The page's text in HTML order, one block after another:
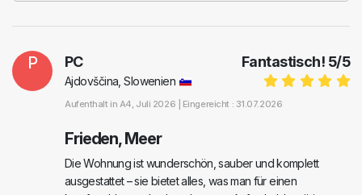
P Fantastisch! 5/5
PC
Ajdovščina, Slowenien
Aufenthalt in A4, Juli 2026 | Eingereicht : 31.07.2026
Frieden, Meer
Die Wohnung ist wunderschön, sauber und komplett
ausgestattet – sie bietet alles, was man für einen